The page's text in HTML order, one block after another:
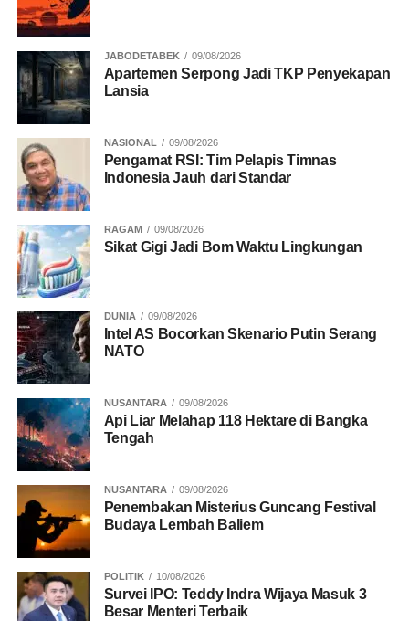
JABODETABEK 09/08/2026
Apartemen Serpong Jadi TKP Penyekapan
Lansia
NASIONAL 09/08/2026
Pengamat RSI: Tim Pelapis Timnas
Indonesia Jauh dari Standar
RAGAM 09/08/2026
Sikat Gigi Jadi Bom Waktu Lingkungan
DUNIA 09/08/2026
Intel AS Bocorkan Skenario Putin Serang
NATO
NUSANTARA 09/08/2026
Api Liar Melahap 118 Hektare di Bangka
Tengah
NUSANTARA 09/08/2026
Penembakan Misterius Guncang Festival
Budaya Lembah Baliem
POLITIK 10/08/2026
Survei IPO: Teddy Indra Wijaya Masuk 3
Besar Menteri Terbaik